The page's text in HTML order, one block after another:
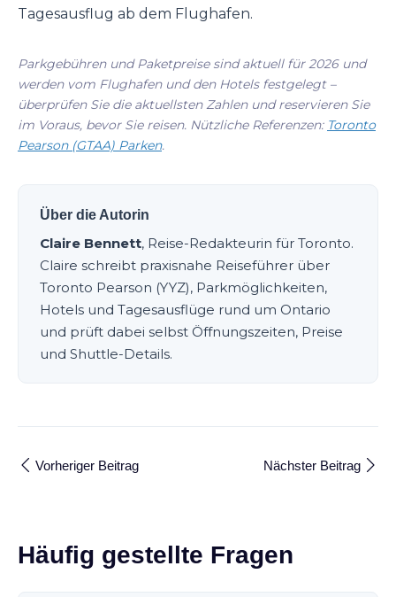
Tagesausflug ab dem Flughafen.
Parkgebühren und Paketpreise sind aktuell für 2026 und
werden vom Flughafen und den Hotels festgelegt –
überprüfen Sie die aktuellsten Zahlen und reservieren Sie
im Voraus, bevor Sie reisen. Nützliche Referenzen: Toronto
Pearson (GTAA) Parken.
Über die Autorin
Claire Bennett, Reise-Redakteurin für Toronto.
Claire schreibt praxisnahe Reiseführer über
Toronto Pearson (YYZ), Parkmöglichkeiten,
Hotels und Tagesausflüge rund um Ontario
und prüft dabei selbst Öffnungszeiten, Preise
und Shuttle-Details.
Vorheriger Beitrag Nächster Beitrag
Häufig gestellte Fragen